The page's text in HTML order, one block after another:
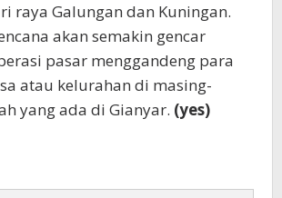
raya Galungan dan Kuningan.
akan semakin gencar
pasar menggandeng para
atau kelurahan di masing-
yang ada di Gianyar. (yes)